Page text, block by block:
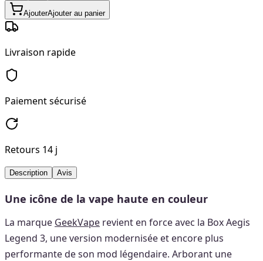
AjouterAjouter au panier
Livraison rapide
Paiement sécurisé
Retours 14 j
Description Avis
Une icône de la vape haute en couleur
La marque GeekVape revient en force avec la Box Aegis
Legend 3, une version modernisée et encore plus
performante de son mod légendaire. Arborant une